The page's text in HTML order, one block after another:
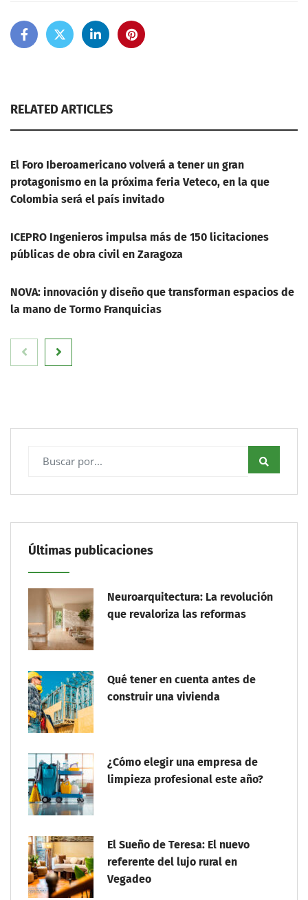
RELATED ARTICLES
El Foro Iberoamericano volverá a tener un gran
protagonismo en la próxima feria Veteco, en la que
Colombia será el país invitado
ICEPRO Ingenieros impulsa más de 150 licitaciones
públicas de obra civil en Zaragoza
NOVA: innovación y diseño que transforman espacios de
la mano de Tormo Franquicias
Últimas publicaciones
Neuroarquitectura: La revolución
que revaloriza las reformas
Qué tener en cuenta antes de
construir una vivienda
¿Cómo elegir una empresa de
limpieza profesional este año?
El Sueño de Teresa: El nuevo
referente del lujo rural en
Vegadeo